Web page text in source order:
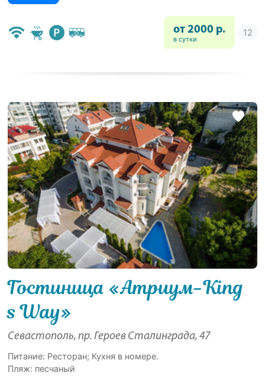
от 2000 р.
в сутки
Гостиница «Атриум-King
s Way»
Севастополь, пр. Героев Сталинграда, 47
Питание: Ресторан; Кухня в номере.
Пляж: песчаный